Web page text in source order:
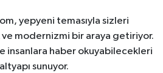
yepyeni temasıyla sizleri
modernizmi bir araya getiriyor.
insanlara haber okuyabilecekleri
sunuyor.